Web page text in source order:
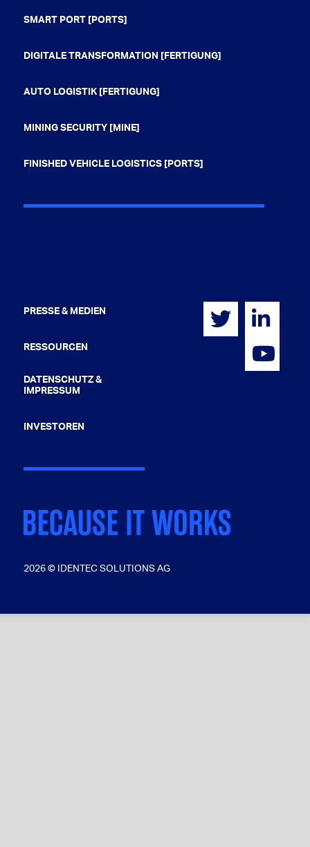
SMART PORT [PORTS]
DIGITALE TRANSFORMATION [FERTIGUNG]
AUTO LOGISTIK [FERTIGUNG]
MINING SECURITY [MINE]
FINISHED VEHICLE LOGISTICS [PORTS]
PRESSE & MEDIEN
RESSOURCEN
DATENSCHUTZ &
IMPRESSUM
INVESTOREN
2026 © IDENTEC SOLUTIONS AG